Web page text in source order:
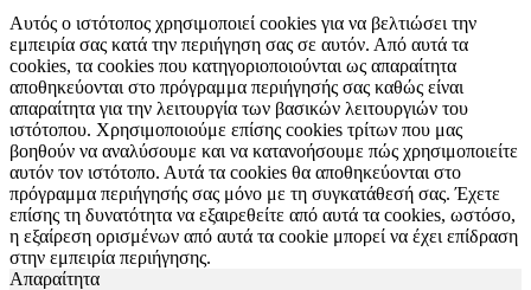
Αυτός ο ιστότοπος χρησιμοποιεί cookies για να βελτιώσει την
εμπειρία σας κατά την περιήγηση σας σε αυτόν. Από αυτά τα
cookies, τα cookies που κατηγοριοποιούνται ως απαραίτητα
αποθηκεύονται στο πρόγραμμα περιήγησής σας καθώς είναι
απαραίτητα για την λειτουργία των βασικών λειτουργιών του
ιστότοπου. Χρησιμοποιούμε επίσης cookies τρίτων που μας
βοηθούν να αναλύσουμε και να κατανοήσουμε πώς χρησιμοποιείτε
αυτόν τον ιστότοπο. Αυτά τα cookies θα αποθηκεύονται στο
πρόγραμμα περιήγησής σας μόνο με τη συγκατάθεσή σας. Έχετε
επίσης τη δυνατότητα να εξαιρεθείτε από αυτά τα cookies, ωστόσο,
η εξαίρεση ορισμένων από αυτά τα cookie μπορεί να έχει επίδραση
στην εμπειρία περιήγησης.
Απαραίτητα